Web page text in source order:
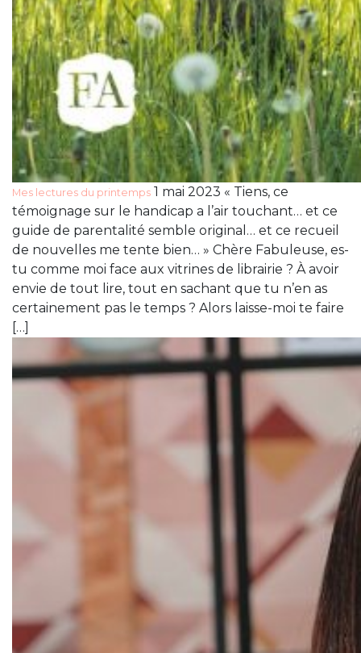
Mes lectures du printemps 1 mai 2023 « Tiens, ce
témoignage sur le handicap a l’air touchant… et ce
guide de parentalité semble original… et ce recueil
de nouvelles me tente bien… » Chère Fabuleuse, es-
tu comme moi face aux vitrines de librairie ? À avoir
envie de tout lire, tout en sachant que tu n’en as
certainement pas le temps ? Alors laisse-moi te faire
[…]